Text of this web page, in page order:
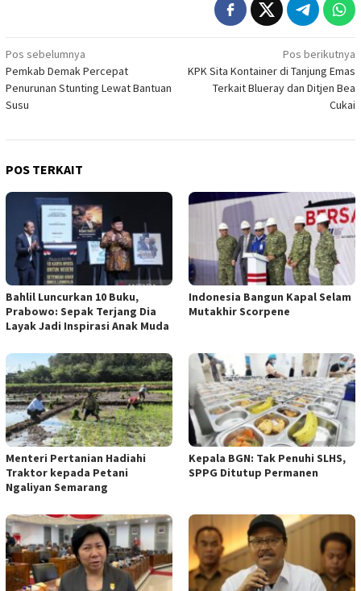
Navigasi
pos
Pos sebelumnya
Pemkab Demak Percepat
Penurunan Stunting Lewat Bantuan
Susu
Pos berikutnya
KPK Sita Kontainer di Tanjung Emas
Terkait Blueray dan Ditjen Bea
Cukai
POS TERKAIT
Bahlil Luncurkan 10 Buku,
Prabowo: Sepak Terjang Dia
Layak Jadi Inspirasi Anak Muda
Indonesia Bangun Kapal Selam
Mutakhir Scorpene
Menteri Pertanian Hadiahi
Traktor kepada Petani
Ngaliyan Semarang
Kepala BGN: Tak Penuhi SLHS,
SPPG Ditutup Permanen